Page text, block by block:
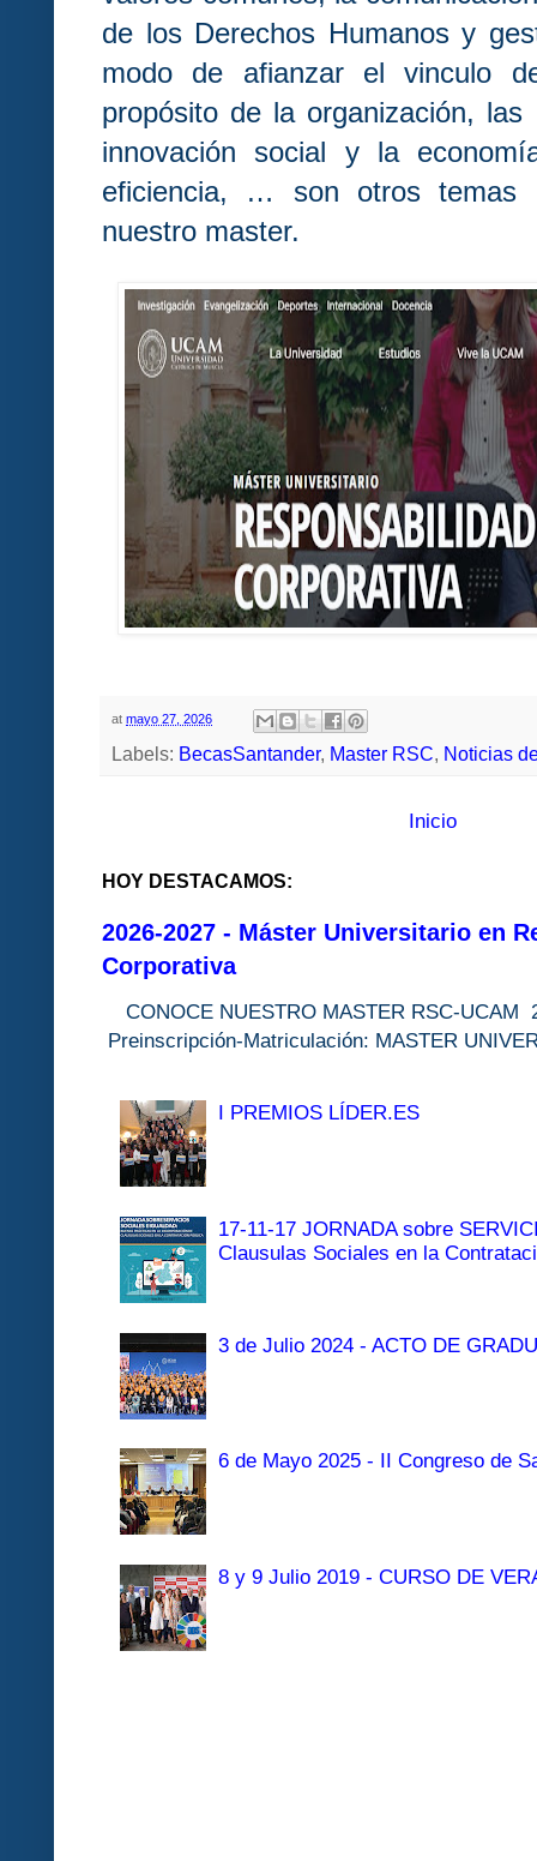
de los Derechos Humanos y
modo de afianzar el vinculo
propósito de la organización,
innovación social y la
eficiencia, … son otros temas
nuestro master.
at mayo 27, 2026
Labels: BecasSantander, Master RSC, Noticias
Inicio
HOY DESTACAMOS:
2026-2027 - Máster Universitario en
Corporativa
CONOCE NUESTRO MASTER
Preinscripción-Matriculación: MASTER
I PREMIOS LÍDER.ES
17-11-17 JORNADA sobre
Clausulas Sociales en la
3 de Julio 2024 - ACTO DE
6 de Mayo 2025 - II Congreso de
8 y 9 Julio 2019 - CURSO DE